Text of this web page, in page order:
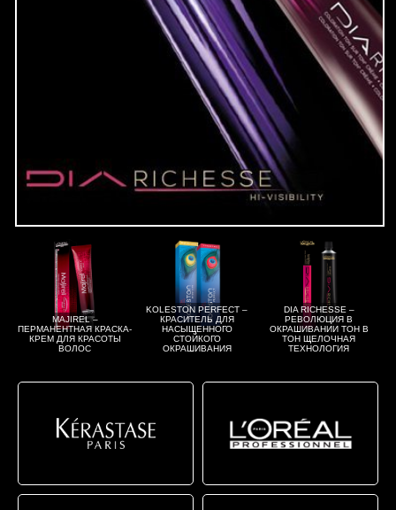
MAJIREL –
ПЕРМАНЕНТНАЯ КРАСКА-
КРЕМ ДЛЯ КРАСОТЫ
ВОЛОС
KOLESTON PERFECT –
КРАСИТЕЛЬ ДЛЯ
НАСЫЩЕННОГО
СТОЙКОГО
ОКРАШИВАНИЯ
DIA RICHESSE –
РЕВОЛЮЦИЯ В
ОКРАШИВАНИИ ТОН В
ТОН ЩЕЛОЧНАЯ
ТЕХНОЛОГИЯ